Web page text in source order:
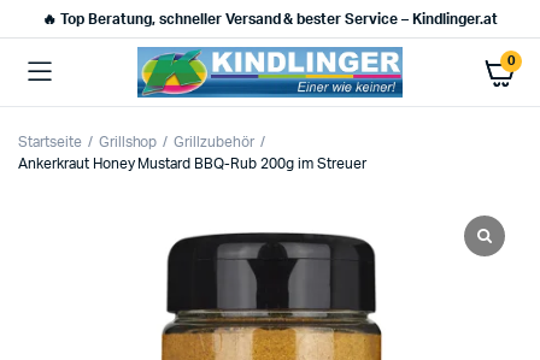
🔥 Top Beratung, schneller Versand & bester Service – Kindlinger.at
0
Startseite Grillshop
Grillzubehör
Ankerkraut Honey Mustard BBQ-Rub 200g im Streuer